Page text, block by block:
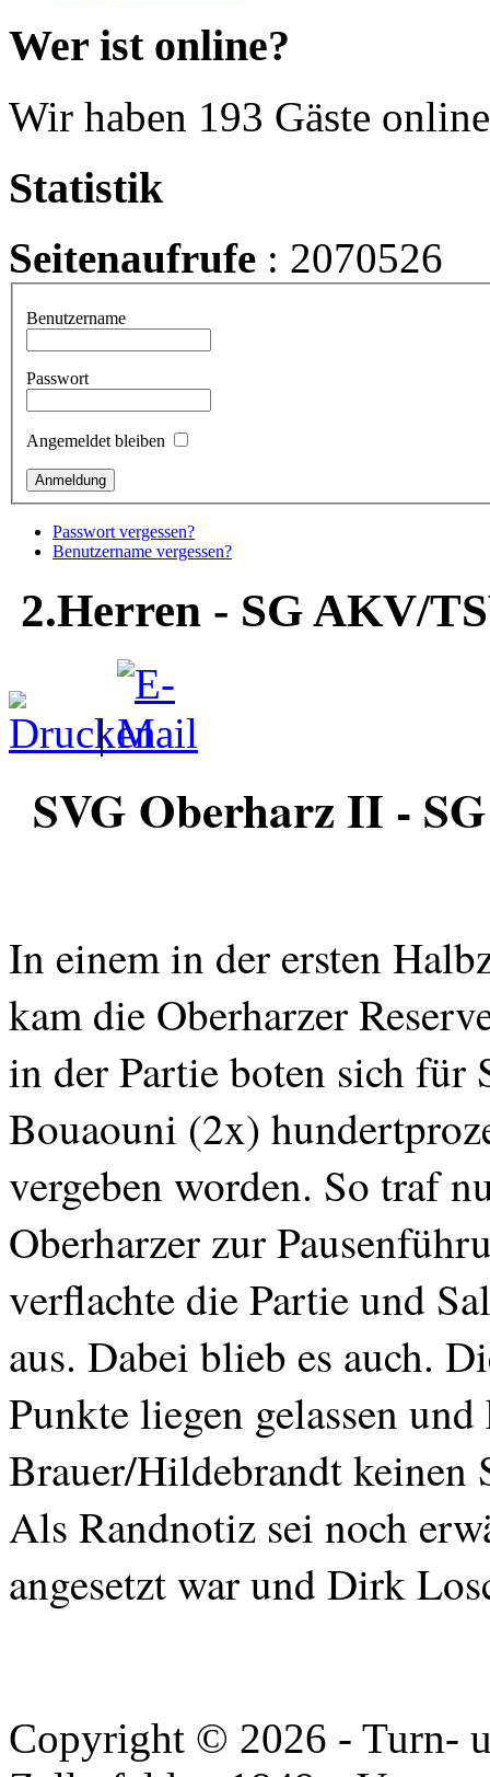
Wer ist online?
Wir haben 193 Gäste online
Statistik
Seitenaufrufe : 2070526
Benutzername
Passwort
Angemeldet bleiben
Passwort vergessen?
Benutzername vergessen?
2.Herren - SG AKV/
|
SVG Oberharz II -
In einem in der ersten
kam die Oberharzer
in der Partie boten sich für
Bouaouni (2x)
vergeben worden. So traf
Oberharzer zur
verflachte die Partie und
aus. Dabei blieb es auch.
Punkte liegen gelassen
Brauer/Hildebrandtkeinen
Als Randnotiz sei noch
angesetzt war und Dirk
Copyright © 2026 - Turn-